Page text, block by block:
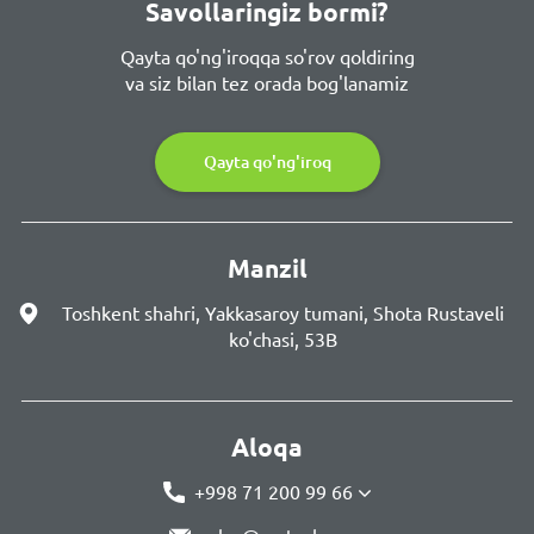
Savollaringiz bormi?
Qayta qo'ng'iroqqa so'rov qoldiring
va siz bilan tez orada bog'lanamiz
Qayta qo'ng'iroq
Manzil
Toshkent shahri, Yakkasaroy tumani, Shota Rustaveli
ko'chasi, 53B
Aloqa
+998 71 200 99 66